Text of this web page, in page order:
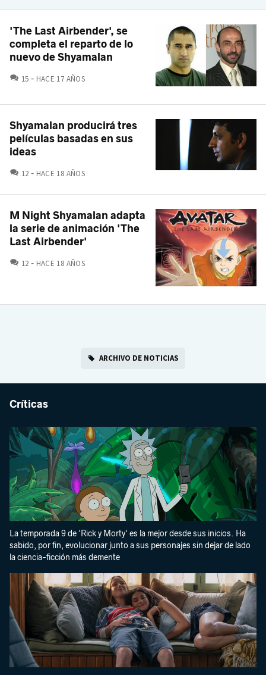
'The Last Airbender', se
completa el reparto de lo
nuevo de Shyamalan
15 COMENTARIOS
HACE 17 AÑOS
Shyamalan producirá tres
películas basadas en sus
ideas
12 COMENTARIOS
HACE 18 AÑOS
M Night Shyamalan adapta
la serie de animación 'The
Last Airbender'
12 COMENTARIOS
HACE 18 AÑOS
ARCHIVO DE NOTICIAS
Críticas
La temporada 9 de 'Rick y Morty' es la mejor desde sus inicios. Ha
sabido, por fin, evolucionar junto a sus personajes sin dejar de lado
la ciencia-ficción más demente